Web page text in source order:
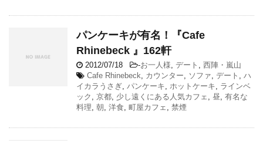
パンケーキが有名！『Cafe
Rhinebeck 』162軒
2012/07/18 -お一人様, デート , 西陣・嵐山
Cafe Rhinebeck, カウンター, ソファ, デート , ハ
イカラうさぎ, パンケーキ, ホットケーキ, ラインベ
ック , 京都, 少し遠くにある人気カフェ , 昼, 有名な
料理, 朝, 洋食, 町屋カフェ , 禁煙